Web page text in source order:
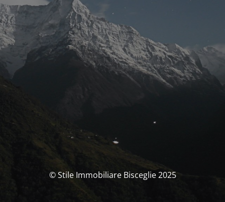
© Stile Immobiliare Bisceglie 2025